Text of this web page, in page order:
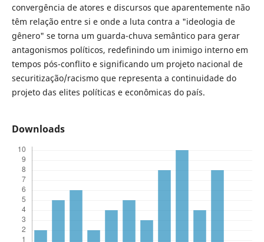
convergência de atores e discursos que aparentemente não
têm relação entre si e onde a luta contra a "ideologia de
gênero" se torna um guarda-chuva semântico para gerar
antagonismos políticos, redefinindo um inimigo interno em
tempos pós-conflito e significando um projeto nacional de
securitização/racismo que representa a continuidade do
projeto das elites políticas e econômicas do país.
Downloads